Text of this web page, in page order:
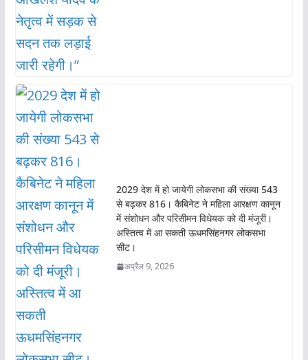
2029 देश में हो जायेगी लोकसभा की संख्या 543
से बढ़कर 816। कैबिनेट ने महिला आरक्षण कानून
में संशोधन और परिसीमन विधेयक को दी मंजूरी।
अस्तित्व में आ सकती ऊधमसिंहनगर लोकसभा
सीट।
अप्रैल 9, 2026